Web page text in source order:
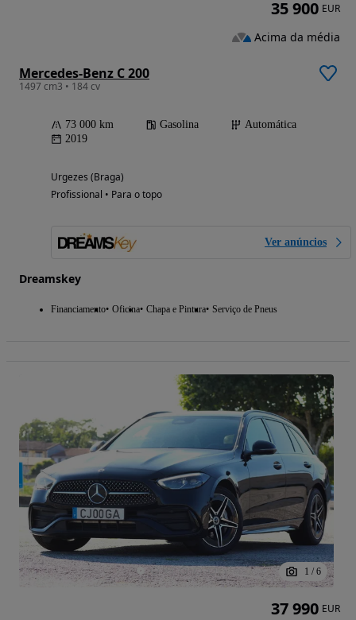
Mercedes-Benz C 200
1497 cm3 • 184 cv
73 000 km Gasolina
Automática
2019
Urgezes (Braga)
Profissional • Para o topo
Ver anúncios
Dreamskey
Financiamento Oficina Chapa e Pintura Serviço de Pneus
35 900 EUR
Acima da média
1 / 6
37 990 EUR